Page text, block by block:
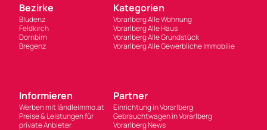
Bezirke
Bludenz
Feldkirch
Dornbirn
Bregenz
Kategorien
Vorarlberg Alle Wohnung
Vorarlberg Alle Haus
Vorarlberg Alle Grundstück
Vorarlberg Alle Gewerbliche Immobilie
Informieren
Werben mit ländleimmo.at
Preise & Leistungen für
private Anbieter
Partner
Einrichtung in Vorarlberg
Gebrauchtwagen in Vorarlberg
Vorarlberg News